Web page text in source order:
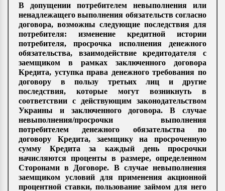
В допущении потребителем невыполнения или
ненадлежащего выполнения обязательств согласно
договора, возможны следующие последствия для
потребителя: изменение кредитной истории
потребителя, просрочка исполнения денежного
обязательства, взаимодействие кредитодателя с
заемщиком в рамках заключенного договора
Кредита, уступка права денежного требования по
договору в пользу третьих лиц и другие
последствия, которые могут возникнуть в
соответствии с действующим законодательством
Украины и заключенного договора. В случае
невыполнения/просрочки выполнения
потребителем денежного обязательства по
договору Кредита, заемщику на просроченную
сумму Кредита за каждый день просрочки
начисляются проценты в размере, определенном
Сторонами в Договоре. В случае невыполнения
заемщиком условий для применения акционной
процентной ставки, пользование займом для него